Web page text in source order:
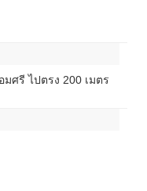
ศรี ไปตรง 200 เมตร